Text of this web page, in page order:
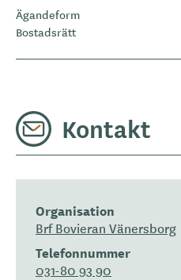
Ägandeform
Bostadsrätt
Kontakt
Organisation
Brf Bovieran Vänersborg
Telefonnummer
031-80 93 90